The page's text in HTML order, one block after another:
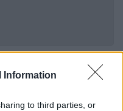
Information
to third parties, or
οι
στη